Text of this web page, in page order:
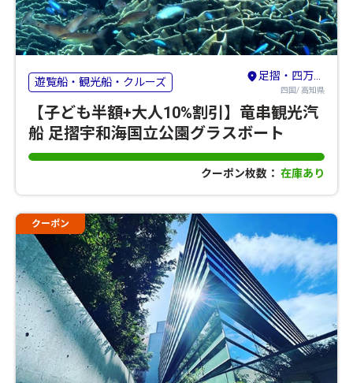
遊覧船・観光船・クルーズ 足摺・四万十・宿毛
四国/ 高知県
【子ども半額+大人10%割引】竜串観光汽
船 足摺宇和海国立公園グラスボート
クーポン枚数： 在庫あり
クーポン